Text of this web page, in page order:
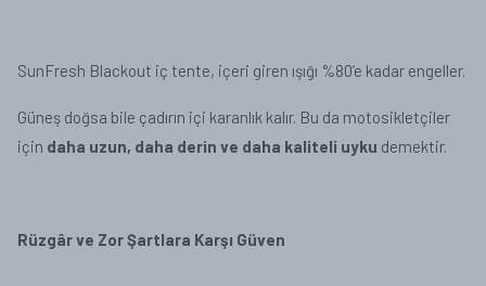
SunFresh Blackout iç tente, içeri giren ışığı %80’e kadar engeller.
Güneş doğsa bile çadırın içi karanlık kalır. Bu da motosikletçiler
için daha uzun, daha derin ve daha kaliteli uyku demektir.
Rüzgâr ve Zor Şartlara Karşı Güven